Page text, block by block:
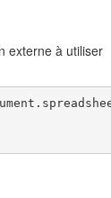
externe à utiliser